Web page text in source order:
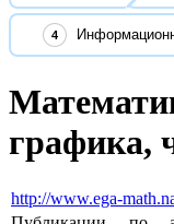
графика,
http://www.ega-